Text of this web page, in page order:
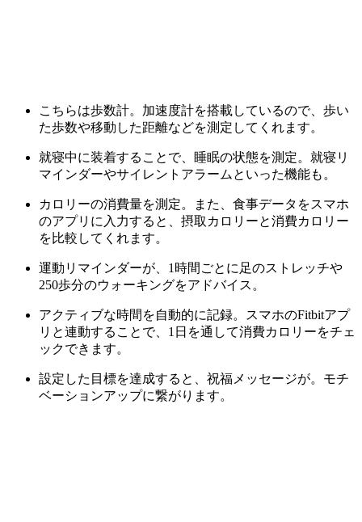
こちらは歩数計。加速度計を搭載しているので、歩い
た歩数や移動した距離などを測定してくれます。
就寝中に装着することで、睡眠の状態を測定。就寝リ
マインダーやサイレントアラームといった機能も。
カロリーの消費量を測定。また、食事データをスマホ
のアプリに入力すると、摂取カロリーと消費カロリー
を比較してくれます。
運動リマインダーが、1時間ごとに足のストレッチや
250歩分のウォーキングをアドバイス。
アクティブな時間を自動的に記録。スマホのFitbitアプ
リと連動することで、1日を通して消費カロリーをチェ
ックできます。
設定した目標を達成すると、祝福メッセージが。モチ
ベーションアップに繋がります。